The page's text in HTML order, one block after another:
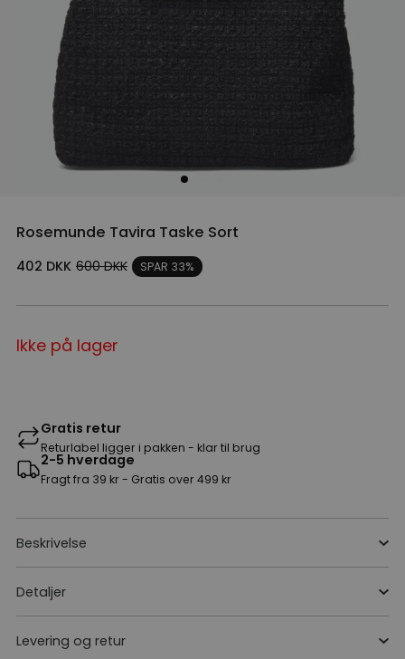
Rosemunde Tavira Taske Sort
402 DKK 600DKK SPAR 33%
Ikke på lager
Gratis retur
Returlabel ligger i pakken - klar til brug
2-5 hverdage
Fragt fra 39 kr - Gratis over 499 kr
Beskrivelse
Detaljer
Levering og retur